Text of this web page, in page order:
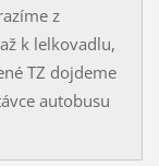
z
k lelkovadlu,
TZ dojdeme
autobusu